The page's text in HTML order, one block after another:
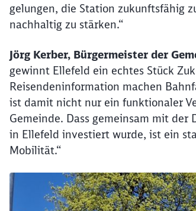
gelungen, die Station zukunftsfähig
nachhaltig zu stärken.“
Jörg Kerber, Bürgermeister der
gewinnt Ellefeld ein echtes Stück
Reisendeninformation machen
ist damit nicht nur ein funktionaler
Gemeinde. Dass gemeinsam mit der
in Ellefeld investiert wurde, ist ein
Mobilität.“